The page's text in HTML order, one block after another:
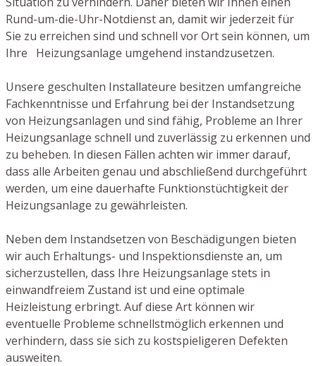
Rund-um-die-Uhr-Notdienst an, damit wir jederzeit für
Sie zu erreichen sind und schnell vor Ort sein können, um
Ihre Heizungsanlage umgehend instandzusetzen.
Unsere geschulten Installateure besitzen umfangreiche
Fachkenntnisse und Erfahrung bei der Instandsetzung
von Heizungsanlagen und sind fähig, Probleme an Ihrer
Heizungsanlage schnell und zuverlässig zu erkennen und
zu beheben. In diesen Fällen achten wir immer darauf,
dass alle Arbeiten genau und abschließend durchgeführt
werden, um eine dauerhafte Funktionstüchtigkeit der
Heizungsanlage zu gewährleisten.
Neben dem Instandsetzen von Beschädigungen bieten
wir auch Erhaltungs- und Inspektionsdienste an, um
sicherzustellen, dass Ihre Heizungsanlage stets in
einwandfreiem Zustand ist und eine optimale
Heizleistung erbringt. Auf diese Art können wir
eventuelle Probleme schnellstmöglich erkennen und
verhindern, dass sie sich zu kostspieligeren Defekten
ausweiten.